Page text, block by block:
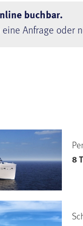
buchbar.
Anfrage oder
8